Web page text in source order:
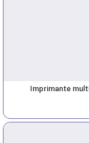
Imprimante